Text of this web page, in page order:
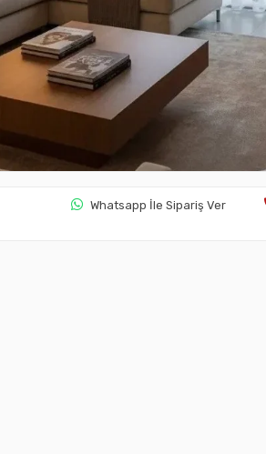
Whatsapp İle Sipariş Ver